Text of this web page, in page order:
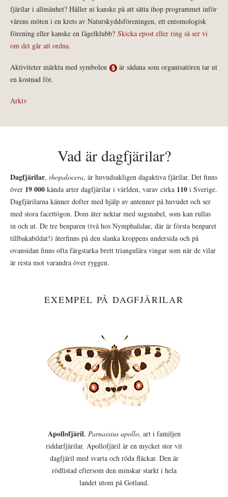
fjärilar i allmänhet? Håller ni kanske på att sätta ihop programmet inför
vårens möten i en krets av Naturskyddsföreningen, ett entomologisk
förening eller kanske en fågelklubb? Skicka epost eller ring så ser vi
om det går att ordna.
Aktiviteter märkta med symbolen
är sådana som organisatören tar ut
en kostnad för.
Arkiv
Vad är dagfjärilar?
Dagfjärilar, rhopalocera, är huvudsakligen dagaktiva fjärilar. Det finns
över 19 000 kända arter dagfjärilar i världen, varav cirka 110 i Sverige.
Dagfjärilarna känner dofter med hjälp av antenner på huvudet och ser
med stora facettögon. Dom äter nektar med sugsnabel, som kan rullas
in och ut. De tre benparen (två hos Nymphalidae, där är första benparet
tillbakabildat!) återfinns på den slanka kroppens undersida och på
ovansidan finns ofta färgstarka brett triangulära vingar som när de vilar
är resta mot varandra över ryggen.
EXEMPEL PÅ DAGFJÄRILAR
Apollofjäril, Parnassius apollo, art i familjen
riddarfjärilar. Apollofjäril är en mycket stor vit
dagfjäril med svarta och röda fläckar. Den är
rödlistad eftersom den minskar starkt i hela
landet utom på Gotland.